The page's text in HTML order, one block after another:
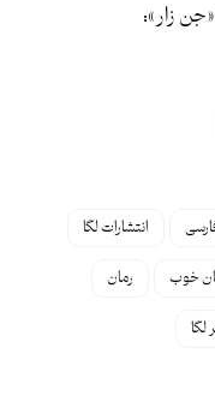
زار»:
انتشارات لگا
خوب رمان
لگا